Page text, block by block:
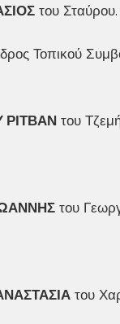
του Σταύρου.
Τοπικού
ΡΙΤΒΑΝ του
του
του